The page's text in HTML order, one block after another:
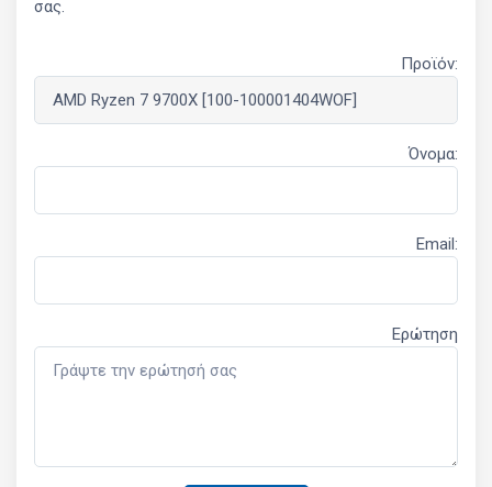
σας.
Προϊόν:
Όνομα:
Email:
Ερώτηση